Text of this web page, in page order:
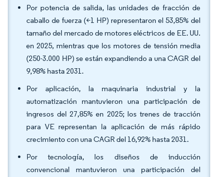
Por potencia de salida, las unidades de fracción de
caballo de fuerza (<1 HP) representaron el 53,85% del
tamaño del mercado de motores eléctricos de EE. UU.
en 2025, mientras que los motores de tensión media
(250-3.000 HP) se están expandiendo a una CAGR del
9,98% hasta 2031.
Por aplicación, la maquinaria industrial y la
automatización mantuvieron una participación de
ingresos del 27,85% en 2025; los trenes de tracción
para VE representan la aplicación de más rápido
crecimiento con una CAGR del 16,92% hasta 2031.
Por tecnología, los diseños de inducción
convencional mantuvieron una participación del